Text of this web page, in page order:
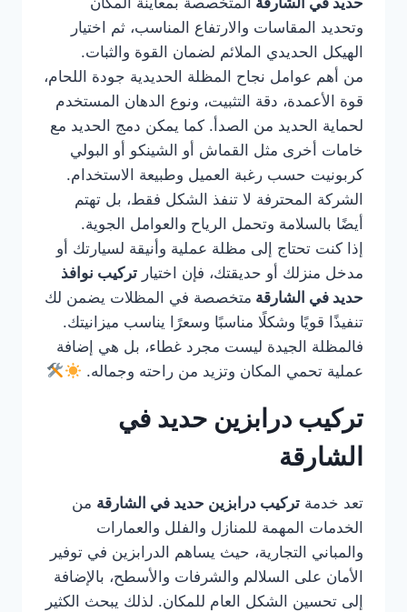
وتحديد المقاسات والارتفاع المناسب، ثم اختيار
الهيكل الحديدي الملائم لضمان القوة والثبات.
من أهم عوامل نجاح المظلة الحديدية جودة اللحام،
قوة الأعمدة، دقة التثبيت، ونوع الدهان المستخدم
لحماية الحديد من الصدأ. كما يمكن دمج الحديد مع
خامات أخرى مثل القماش أو الشينكو أو البولي
كربونيت حسب رغبة العميل وطبيعة الاستخدام.
الشركة المحترفة لا تنفذ الشكل فقط، بل تهتم
أيضًا بالسلامة وتحمل الرياح والعوامل الجوية.
إذا كنت تحتاج إلى مظلة عملية وأنيقة لسيارتك أو
مدخل منزلك أو حديقتك، فإن اختيار تركيب نوافذ
حديد في الشارقة متخصصة في المظلات يضمن لك
تنفيذًا قويًا وشكلًا مناسبًا وسعرًا يناسب ميزانيتك.
فالمظلة الجيدة ليست مجرد غطاء، بل هي إضافة
عملية تحمي المكان وتزيد من راحته وجماله.
تركيب درابزين حديد في
الشارقة
تعد خدمة تركيب درابزين حديد في الشارقة من
الخدمات المهمة للمنازل والفلل والعمارات
والمباني التجارية، حيث يساهم الدرابزين في توفير
الأمان على السلالم والشرفات والأسطح، بالإضافة
إلى تحسين الشكل العام للمكان. لذلك يبحث الكثير